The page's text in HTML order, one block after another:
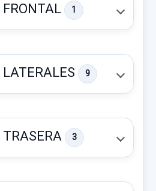
FRONTAL 1
LATERALES 9
TRASERA 3